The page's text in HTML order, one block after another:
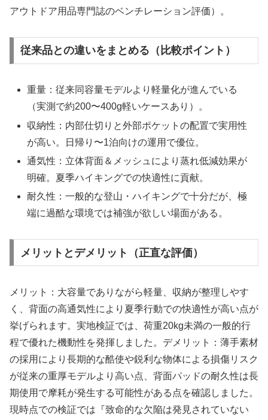
アウトドア用品専門誌のベンチレーション評価）。
従来品との違いをまとめる（比較ポイント）
重量：従来同容量モデルより軽量化が進んでいる
（実測で約200〜400g軽いケースあり）。
収納性：内部仕切りと外部ポケットの配置で実用性
が高い。日帰り〜1泊向けの運用で優位。
通気性：立体背面＆メッシュにより蒸れ低減効果が
明確。夏季ハイキングでの快適性に貢献。
耐久性：一般的な登山・ハイキングで十分だが、極
端に過酷な環境では補強が欲しい場面がある。
メリットとデメリット（正直な評価）
メリット：大容量でありながら軽量、収納が整理しやす
く、背面の高通気性により夏季行動での快適性が高い点が
挙げられます。実地検証では、荷重20kg未満の一般的行
程で優れた機動性を発揮しました。デメリット：薄手素材
の採用により長期的な酷使や鋭利な物体による損傷リスク
が従来の重厚モデルより高い点、背面パッドの耐久性は長
期使用で摩耗が発生する可能性がある点を確認しました。
現時点での検証では『致命的な欠陥は発見されていない